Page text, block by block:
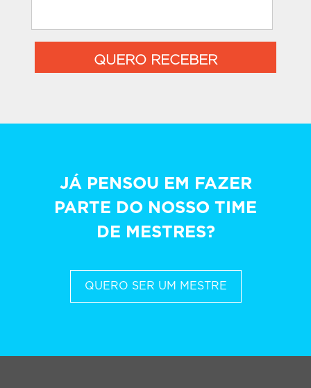
QUERO RECEBER
JÁ PENSOU EM FAZER
PARTE DO NOSSO TIME
DE MESTRES?
QUERO SER UM MESTRE